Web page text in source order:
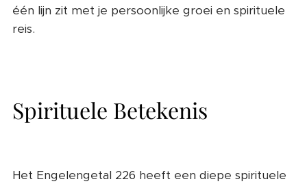
één lijn zit met je persoonlijke groei en spirituele
reis.
Spirituele Betekenis
Het Engelengetal 226 heeft een diepe spirituele